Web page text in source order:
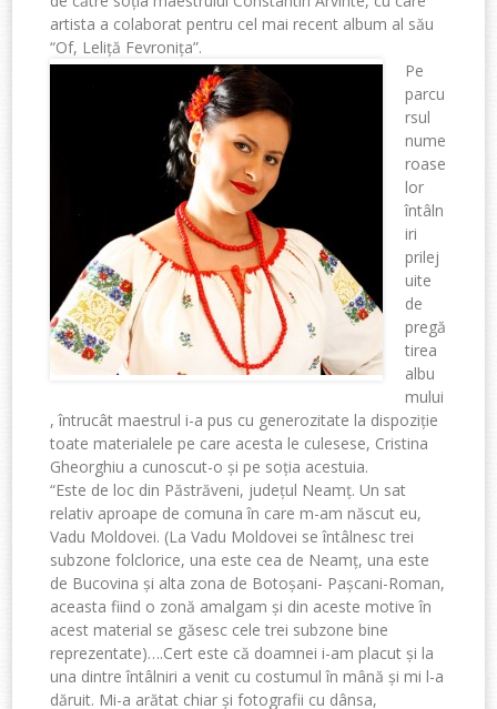
artista a colaborat pentru cel mai recent album al său
“Of, Leliță Fevronița”.
Pe
parcu
rsul
nume
roase
lor
întâln
iri
prilej
uite
de
pregă
tirea
albu
mului
, întrucât maestrul i-a pus cu generozitate la dispoziție
toate materialele pe care acesta le culesese, Cristina
Gheorghiu a cunoscut-o și pe soția acestuia.
“Este de loc din Păstrăveni, județul Neamț. Un sat
relativ aproape de comuna în care m-am născut eu,
Vadu Moldovei. (La Vadu Moldovei se întâlnesc trei
subzone folclorice, una este cea de Neamț, una este
de Bucovina și alta zona de Botoșani- Pașcani-Roman,
aceasta fiind o zonă amalgam și din aceste motive în
acest material se găsesc cele trei subzone bine
reprezentate)….Cert este că doamnei i-am placut și la
una dintre întâlniri a venit cu costumul în mână și mi l-a
dăruit. Mi-a arătat chiar și fotografii cu dânsa,